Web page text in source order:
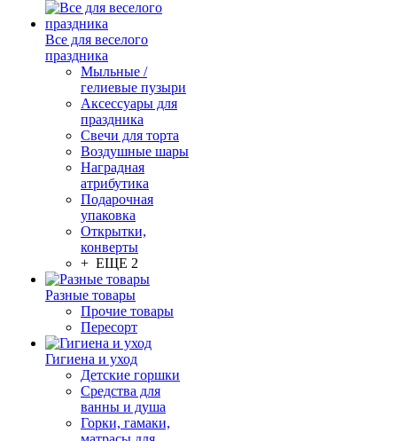
Все для веселого
праздника
Мыльные /
гелиевые пузыри
Аксессуары для
праздника
Свечи для торта
Воздушные шары
Наградная
атрибутика
Подарочная
упаковка
Открытки,
конверты
+ ЕЩЕ 2
Разные товары
Прочие товары
Пересорт
Гигиена и уход
Детские горшки
Средства для
ванны и душа
Горки, гамаки,